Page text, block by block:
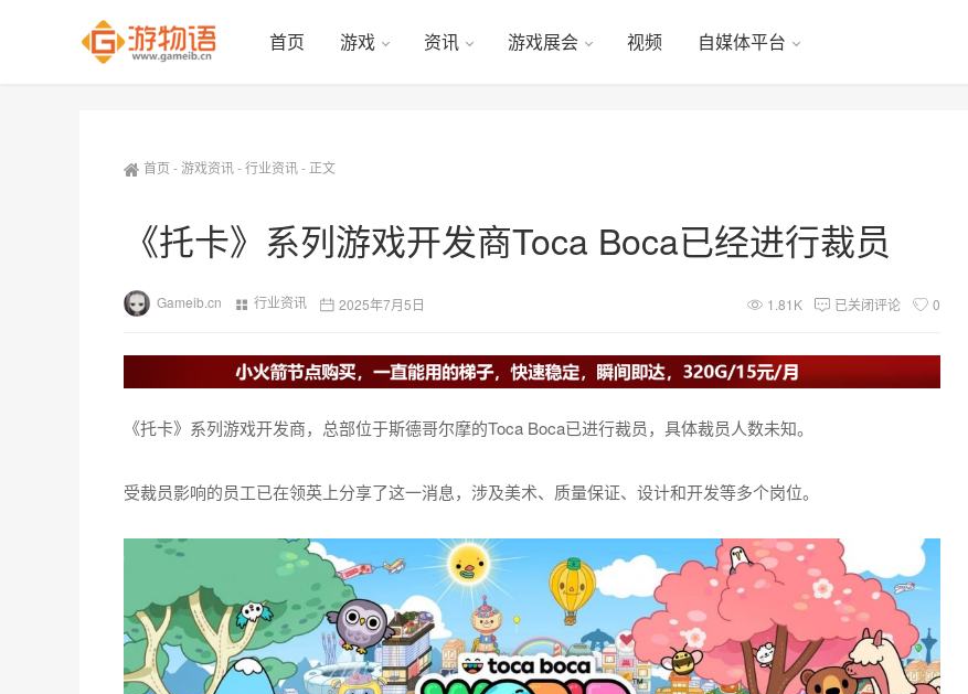
首页 游戏 资讯 游戏展会 视频 自媒体平台
首页 -游戏资讯-行业资讯- 正文
《托卡》系列游戏开发商Toca Boca已经进行裁员
Gameib.cn 行业资讯 2025年7月5日 1.81K 已关闭评论 0
《托卡》系列游戏开发商，总部位于斯德哥尔摩的Toca Boca已进行裁员，具体裁员人数未知。
受裁员影响的员工已在领英上分享了这一消息，涉及美术、质量保证、设计和开发等多个岗位。